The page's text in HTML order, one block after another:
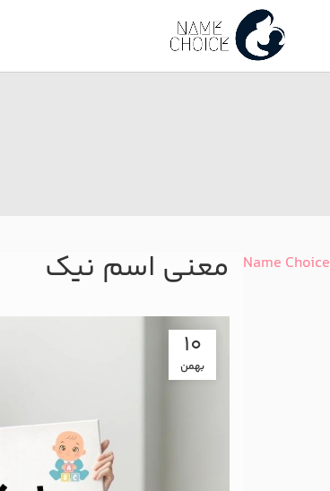
Name Choice معنی اسم نیک
10
بهمن